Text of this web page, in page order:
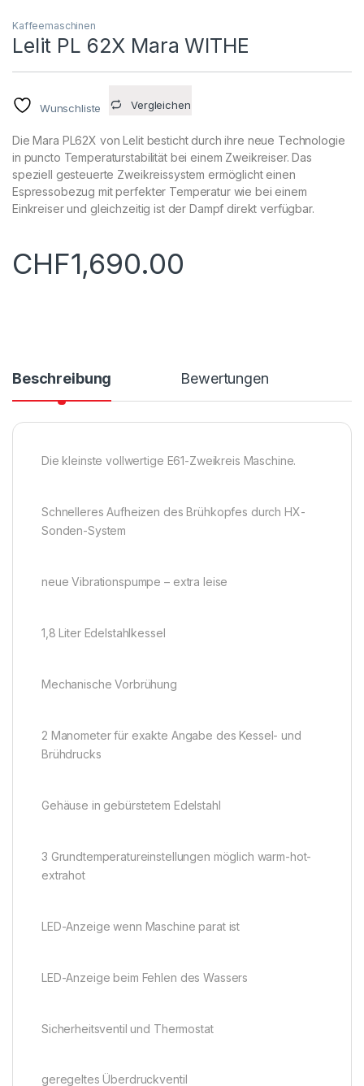
Kaffeemaschinen
Lelit PL 62X Mara WITHE
Wunschliste Vergleichen
Die Mara PL62X von Lelit besticht durch ihre neue Technologie
in puncto Temperaturstabilität bei einem Zweikreiser. Das
speziell gesteuerte Zweikreissystem ermöglicht einen
Espressobezug mit perfekter Temperatur wie bei einem
Einkreiser und gleichzeitig ist der Dampf direkt verfügbar.
CHF1,690.00
Beschreibung Bewertungen
Die kleinste vollwertige E61-Zweikreis Maschine.
Schnelleres Aufheizen des Brühkopfes durch HX-
Sonden-System
neue Vibrationspumpe – extra leise
1,8 Liter Edelstahlkessel
Mechanische Vorbrühung
2 Manometer für exakte Angabe des Kessel- und
Brühdrucks
Gehäuse in gebürstetem Edelstahl
3 Grundtemperatureinstellungen möglich warm-hot-
extrahot
LED-Anzeige wenn Maschine parat ist
LED-Anzeige beim Fehlen des Wassers
Sicherheitsventil und Thermostat
geregeltes Überdruckventil